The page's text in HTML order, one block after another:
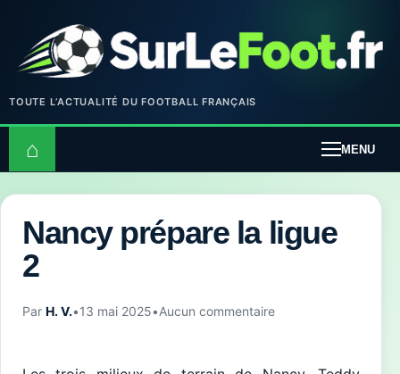
TOUTE L’ACTUALITÉ DU FOOTBALL FRANÇAIS
⌂ MENU
Nancy prépare la ligue
2
Par H. V.•13 mai 2025•Aucun commentaire